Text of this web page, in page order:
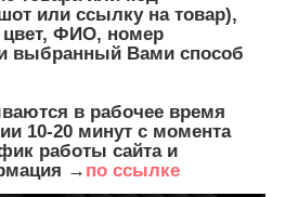
или ссылку на товар),
ФИО, номер
выбранный Вами способ
в рабочее время
10-20 минут с момента
работы сайта и
→ по ссылке